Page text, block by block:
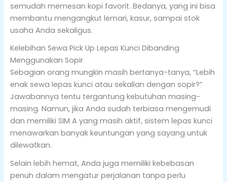
semudah memesan kopi favorit. Bedanya, yang ini bisa
membantu mengangkut lemari, kasur, sampai stok
usaha Anda sekaligus.
Kelebihan Sewa Pick Up Lepas Kunci Dibanding
Menggunakan Sopir
Sebagian orang mungkin masih bertanya-tanya, “Lebih
enak sewa lepas kunci atau sekalian dengan sopir?”
Jawabannya tentu tergantung kebutuhan masing-
masing. Namun, jika Anda sudah terbiasa mengemudi
dan memiliki SIM A yang masih aktif, sistem lepas kunci
menawarkan banyak keuntungan yang sayang untuk
dilewatkan.
Selain lebih hemat, Anda juga memiliki kebebasan
penuh dalam mengatur perjalanan tanpa perlu